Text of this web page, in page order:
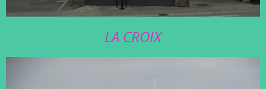
LA CROIX